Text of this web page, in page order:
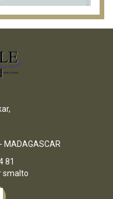
MADAGASCAR
81
smalto